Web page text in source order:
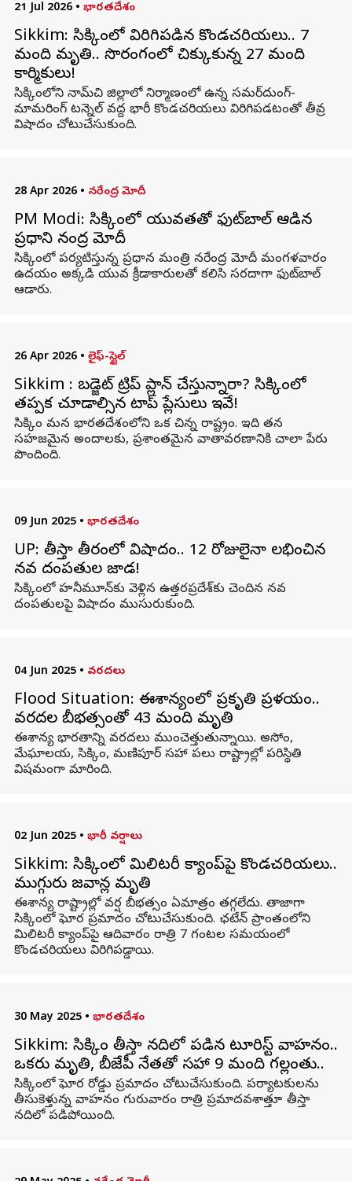
21 Jul 2026 • భారతదేశం
Sikkim: సిక్కింలో విరిగిపడిన కొండచరియలు.. 7
మంది మృతి.. సొరంగంలో చిక్కుకున్న 27 మంది
కార్మికులు!
సిక్కింలోని నామ్‌చి జిల్లాలో నిర్మాణంలో ఉన్న సమర్‌దుంగ్-
మామరింగ్ టన్నెల్ వద్ద భారీ కొండచరియలు విరిగిపడటంతో తీవ్ర
విషాదం చోటుచేసుకుంది.
28 Apr 2026 • నరేంద్ర మోదీ
PM Modi: సిక్కింలో యువతతో ఫుట్‌బాల్‌ ఆడిన
ప్రధాని నరేంద్ర మోదీ
సిక్కింలో పర్యటిస్తున్న ప్రధాన మంత్రి నరేంద్ర మోదీ మంగళవారం
ఉదయం అక్కడి యువ క్రీడాకారులతో కలిసి సరదాగా ఫుట్‌బాల్‌
ఆడారు.
26 Apr 2026 • లైఫ్-స్టైల్
Sikkim : బడ్జెట్ ట్రిప్ ప్లాన్ చేస్తున్నారా? సిక్కింలో
తప్పక చూడాల్సిన టాప్ ప్లేసులు ఇవే!
సిక్కిం మన భారతదేశంలోని ఒక చిన్న రాష్ట్రం. ఇది తన
సహజమైన అందాలకు, ప్రశాంతమైన వాతావరణానికి చాలా పేరు
పొందింది.
09 Jun 2025 • భారతదేశం
UP: తీస్తా తీరంలో విషాదం.. 12 రోజులైనా లభించిన
నవ దంపతుల జాడ!
సిక్కింలో హనీమూన్‌కు వెళ్లిన ఉత్తరప్రదేశ్‌కు చెందిన నవ
దంపతులపై విషాదం ముసురుకుంది.
04 Jun 2025 • వరదలు
Flood Situation: ఈశాన్యంలో ప్రకృతి ప్రళయం..
వరదల బీభత్సంతో 43 మంది మృతి
ఈశాన్య భారతాన్ని వరదలు ముంచెత్తుతున్నాయి. అసోం,
మేఘాలయ, సిక్కిం, మణిపూర్‌ సహా పలు రాష్ట్రాల్లో పరిస్థితి
విషమంగా మారింది.
02 Jun 2025 • భారీ వర్షాలు
Sikkim: సిక్కింలో మిలిటరీ క్యాంప్‌పై కొండచరియలు..
ముగ్గురు జవాన్ల మృతి
ఈశాన్య రాష్ట్రాల్లో వర్ష బీభత్సం ఏమాత్రం తగ్గలేదు. తాజాగా
సిక్కింలో ఘోర ప్రమాదం చోటుచేసుకుంది. ఛటేన్‌ ప్రాంతంలోని
మిలిటరీ క్యాంప్‌పై ఆదివారం రాత్రి 7 గంటల సమయంలో
కొండచరియలు విరిగిపడ్డాయి.
30 May 2025 • భారతదేశం
Sikkim: సిక్కిం తీస్తా నదిలో పడిన టూరిస్ట్ వాహనం..
ఒకరు మృతి, బీజేపీ నేతతో సహా 9 మంది గల్లంతు..
సిక్కింలో ఘోర రోడ్డు ప్రమాదం చోటుచేసుకుంది. పర్యాటకులను
తీసుకెళ్తున్న వాహనం గురువారం రాత్రి ప్రమాదవశాత్తూ తీస్తా
నదిలో పడిపోయింది.